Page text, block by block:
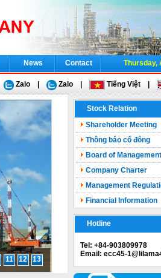
News Contact Thursday,
Zalo Zalo Tiếng Việt
Stock Relation
Shareholder Meeting
Thông báo cổ đông
Board of Management
Company Charter
Management
Financial Information
Hotline
Tel: +84-903809978
Email: ecc45-
11 12 13